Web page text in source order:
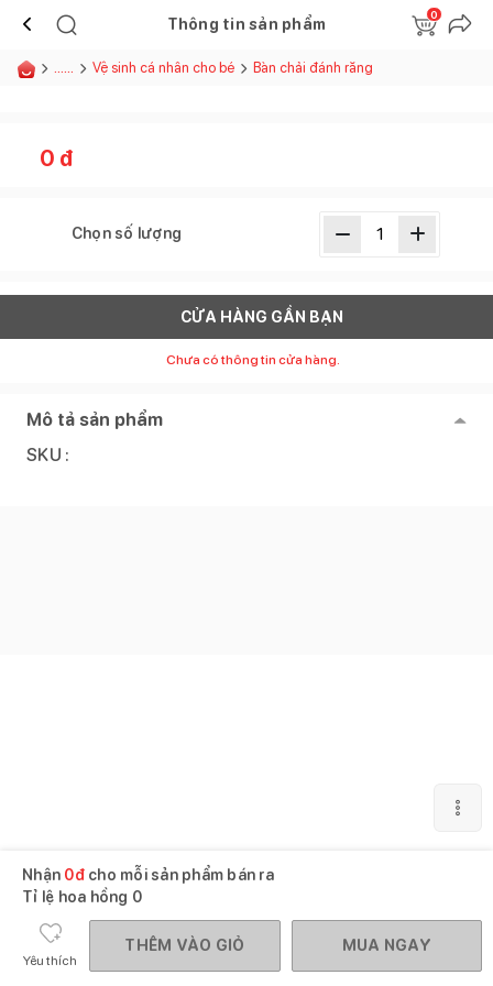
Thông tin sản phẩm
0
...... Vệ sinh cá nhân cho bé Bàn chải đánh răng
0 đ
Chọn số lượng
CỬA HÀNG GẦN BẠN
Chưa có thông tin cửa hàng.
Mô tả sản phẩm
SKU :
Nhận 0đcho mỗi sản phẩm bán ra
Tỉ lệ hoa hồng 0
Yêu thích
THÊM VÀO GIỎ MUA NGAY